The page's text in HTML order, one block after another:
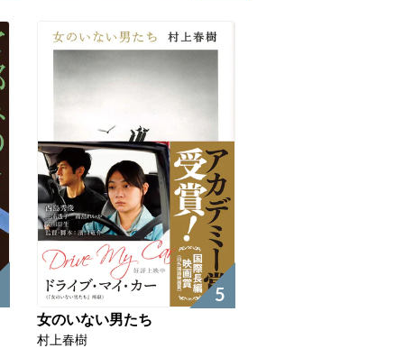
5
女のいない男たち
村上春樹